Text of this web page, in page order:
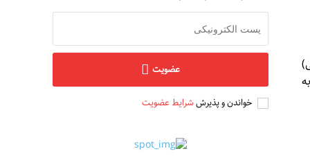
عضویت
خواندن و پذیرششرایط عضویت